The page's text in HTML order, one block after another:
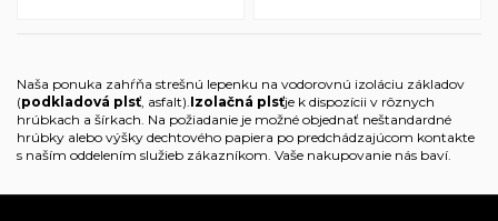
Naša ponuka zahŕňa strešnú lepenku na vodorovnú izoláciu základov
(podkladová plsť , asfalt). Izolačná plsťje k dispozícii v rôznych
hrúbkach a šírkach. Na požiadanie je možné objednať neštandardné
hrúbky alebo výšky dechtového papiera po predchádzajúcom kontakte
s naším oddelením služieb zákazníkom. Vaše nakupovanie nás baví.